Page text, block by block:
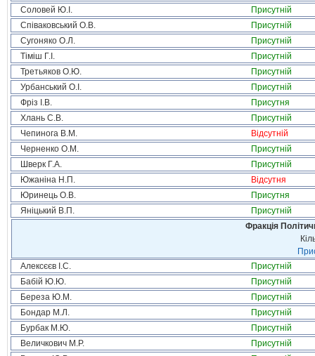
Соловей Ю.І.
Присутній
Співаковський О.В.
Присутній
Сугоняко О.Л.
Присутній
Тіміш Г.І.
Присутній
Третьяков О.Ю.
Присутній
Урбанський О.І.
Присутній
Фріз І.В.
Присутня
Хлань С.В.
Присутній
Чепинога В.М.
Відсутній
Черненко О.М.
Присутній
Шверк Г.А.
Присутній
Южаніна Н.П.
Відсутня
Юринець О.В.
Присутня
Яніцький В.П.
Присутній
Фракція
Алексєєв І.С.
Присутній
Бабій Ю.Ю.
Присутній
Береза Ю.М.
Присутній
Бондар М.Л.
Присутній
Бурбак М.Ю.
Присутній
Величкович М.Р.
Присутній